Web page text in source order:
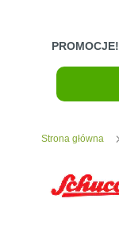
PROMOCJE!
Strona główna